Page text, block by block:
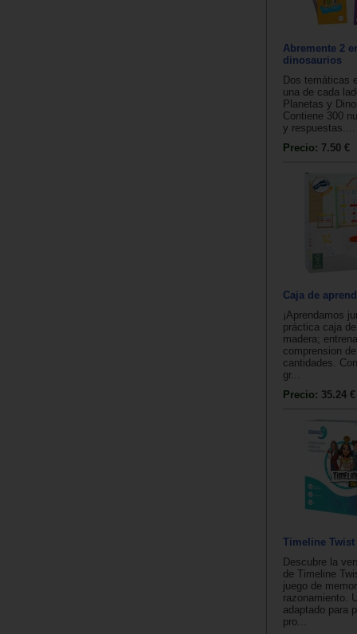
Abremente 2
dinosaurios
Dos temáticas
una de cada
Planetas y
Contiene 300
y respuestas....
Precio: 7.50 €
Caja de
¡Aprendamos
práctica caja
madera;
comprension
cantidades.
gr...
Precio: 35.24 €
Timeline Twist
Descubre la
de Timeline
juego de
razonamiento.
adaptado para
pro...